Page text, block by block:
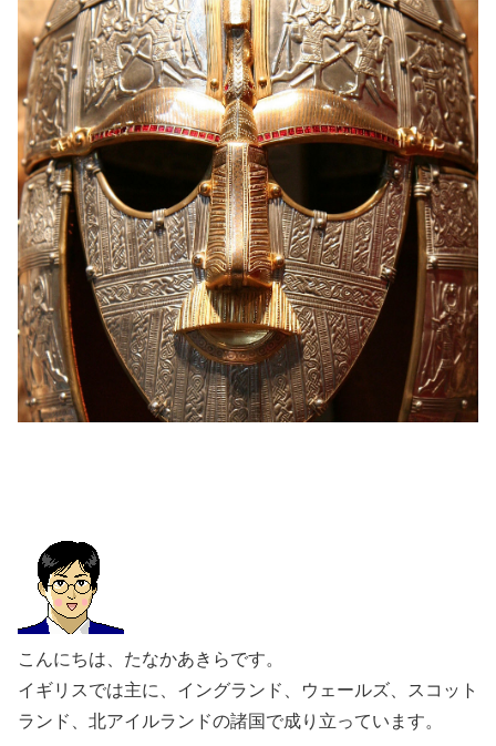
こんにちは、たなかあきらです。
イギリスでは主に、イングランド、ウェールズ、スコット
ランド、北アイルランドの諸国で成り立っています。